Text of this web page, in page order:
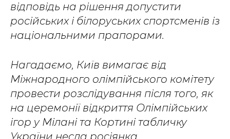
відповідь на рішення допустити
російських і білоруських спортсменів із
національними прапорами.
Нагадаємо, Київ вимагає від
Міжнародного олімпійського комітету
провести розслідування після того, як
на церемонії відкриття Олімпійських
ігор у Мілані та Кортині табличку
України несла росіянка.